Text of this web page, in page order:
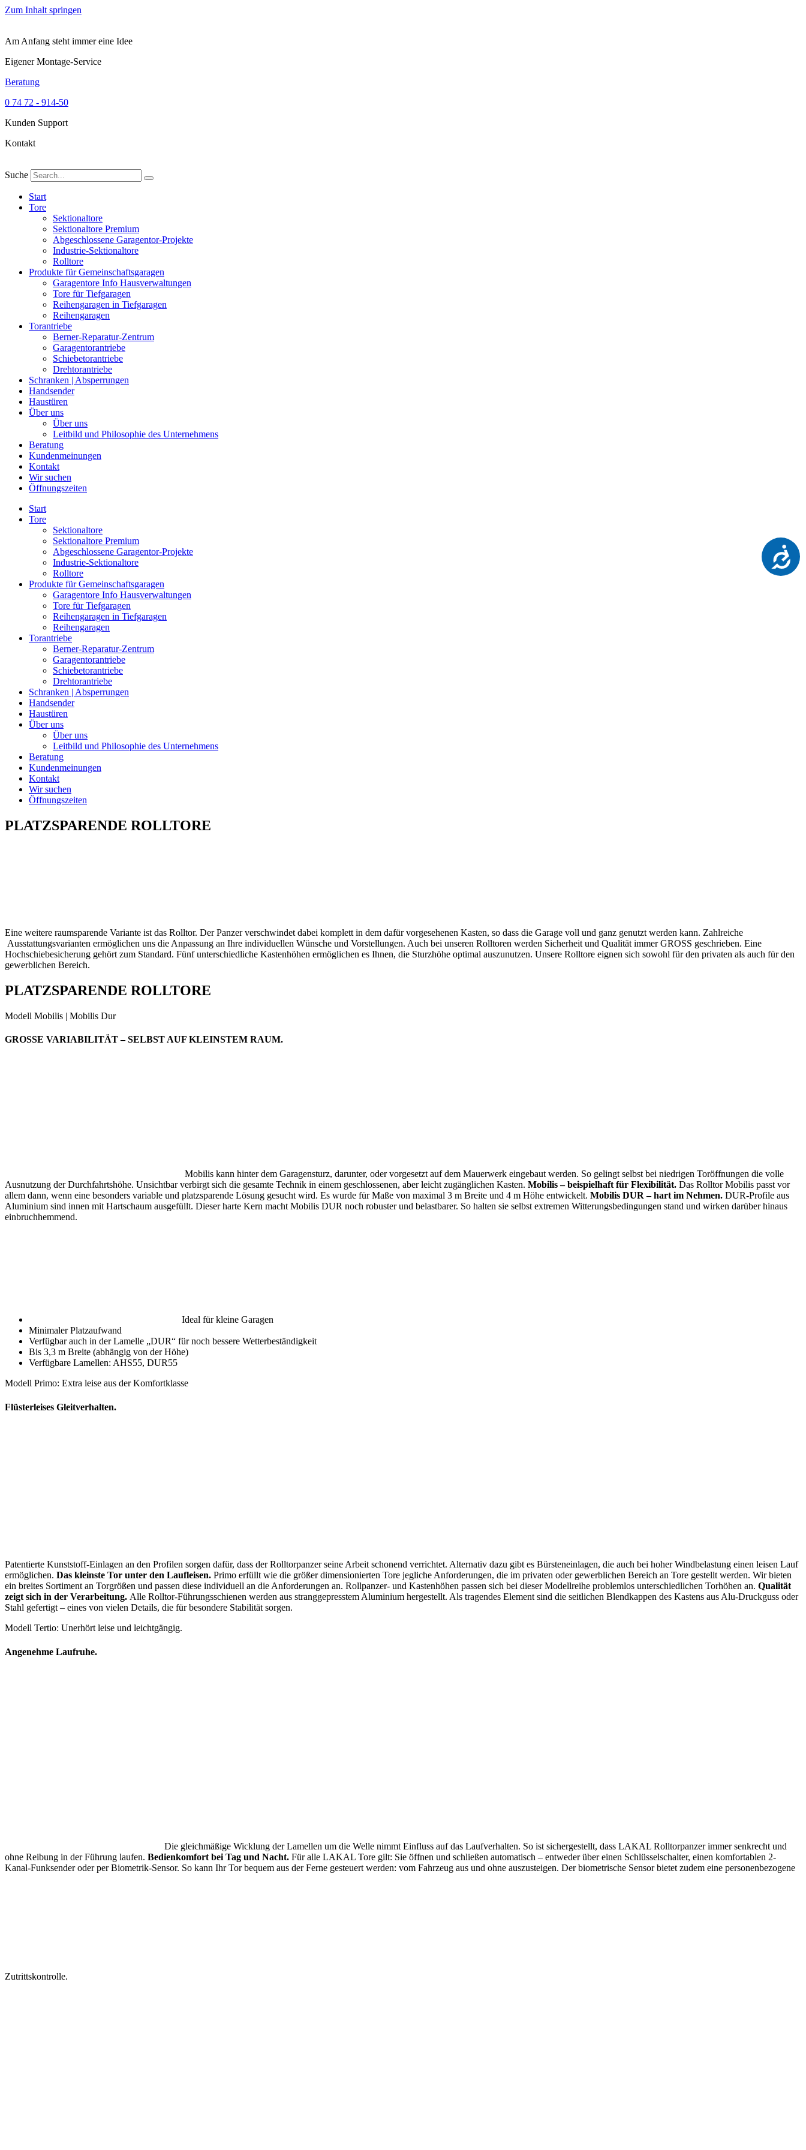
Zum Inhalt springen
Am Anfang steht immer eine Idee
Eigener Montage-Service
Beratung
0 74 72 - 914-50
Kunden Support
Kontakt
Suche
Start
Tore
Sektionaltore
Sektionaltore Premium
Abgeschlossene Garagentor-Projekte
Industrie-Sektionaltore
Rolltore
Produkte für Gemeinschaftsgaragen
Garagentore Info Hausverwaltungen
Tore für Tiefgaragen
Reihengaragen in Tiefgaragen
Reihengaragen
Torantriebe
Berner-Reparatur-Zentrum
Garagentorantriebe
Schiebetorantriebe
Drehtorantriebe
Schranken | Absperrungen
Handsender
Haustüren
Über uns
Über uns
Leitbild und Philosophie des Unternehmens
Beratung
Kundenmeinungen
Kontakt
Wir suchen
Öffnungszeiten
Start
Tore
Sektionaltore
Sektionaltore Premium
Abgeschlossene Garagentor-Projekte
Industrie-Sektionaltore
Rolltore
Produkte für Gemeinschaftsgaragen
Garagentore Info Hausverwaltungen
Tore für Tiefgaragen
Reihengaragen in Tiefgaragen
Reihengaragen
Torantriebe
Berner-Reparatur-Zentrum
Garagentorantriebe
Schiebetorantriebe
Drehtorantriebe
Schranken | Absperrungen
Handsender
Haustüren
Über uns
Über uns
Leitbild und Philosophie des Unternehmens
Beratung
Kundenmeinungen
Kontakt
Wir suchen
Öffnungszeiten
PLATZSPARENDE ROLLTORE
Eine weitere raumsparende Variante ist das Rolltor. Der Panzer verschwindet dabei komplett in dem dafür vorgesehenen Kasten, so dass die Garage voll und ganz genutzt werden kann. Zahlreiche
Ausstattungsvarianten ermöglichen uns die Anpassung an Ihre individuellen Wünsche und Vorstellungen. Auch bei unseren Rolltoren werden Sicherheit und Qualität immer GROSS geschrieben. Eine
Hochschiebesicherung gehört zum Standard. Fünf unterschiedliche Kastenhöhen ermöglichen es Ihnen, die Sturzhöhe optimal auszunutzen. Unsere Rolltore eignen sich sowohl für den privaten als auch für den
gewerblichen Bereich.
PLATZSPARENDE ROLLTORE
Modell Mobilis | Mobilis Dur
GROSSE VARIABILITÄT – SELBST AUF KLEINSTEM RAUM.
Mobilis kann hinter dem Garagensturz, darunter, oder vorgesetzt auf dem Mauerwerk eingebaut werden. So gelingt selbst bei niedrigen Toröffnungen die volle
Ausnutzung der Durchfahrtshöhe. Unsichtbar verbirgt sich die gesamte Technik in einem geschlossenen, aber leicht zugänglichen Kasten. Mobilis – beispielhaft für Flexibilität. Das Rolltor Mobilis passt vor
allem dann, wenn eine besonders variable und platzsparende Lösung gesucht wird. Es wurde für Maße von maximal 3 m Breite und 4 m Höhe entwickelt. Mobilis DUR – hart im Nehmen. DUR-Profile aus
Aluminium sind innen mit Hartschaum ausgefüllt. Dieser harte Kern macht Mobilis DUR noch robuster und belastbarer. So halten sie selbst extremen Witterungsbedingungen stand und wirken darüber hinaus
einbruchhemmend.
Ideal für kleine Garagen
Minimaler Platzaufwand
Verfügbar auch in der Lamelle „DUR“ für noch bessere Wetterbeständigkeit
Bis 3,3 m Breite (abhängig von der Höhe)
Verfügbare Lamellen: AHS55, DUR55
Modell Primo: Extra leise aus der Komfortklasse
Flüsterleises Gleitverhalten.
Patentierte Kunststoff-Einlagen an den Profilen sorgen dafür, dass der Rolltorpanzer seine Arbeit schonend verrichtet. Alternativ dazu gibt es Bürsteneinlagen, die auch bei hoher Windbelastung einen leisen Lauf
ermöglichen. Das kleinste Tor unter den Laufleisen. Primo erfüllt wie die größer dimensionierten Tore jegliche Anforderungen, die im privaten oder gewerblichen Bereich an Tore gestellt werden. Wir bieten
ein breites Sortiment an Torgrößen und passen diese individuell an die Anforderungen an. Rollpanzer- und Kastenhöhen passen sich bei dieser Modellreihe problemlos unterschiedlichen Torhöhen an. Qualität
zeigt sich in der Verarbeitung. Alle Rolltor-Führungsschienen werden aus stranggepresstem Aluminium hergestellt. Als tragendes Element sind die seitlichen Blendkappen des Kastens aus Alu-Druckguss oder
Stahl gefertigt – eines von vielen Details, die für besondere Stabilität sorgen.
Modell Tertio: Unerhört leise und leichtgängig.
Angenehme Laufruhe.
Die gleichmäßige Wicklung der Lamellen um die Welle nimmt Einfluss auf das Laufverhalten. So ist sichergestellt, dass LAKAL Rolltorpanzer immer senkrecht und
ohne Reibung in der Führung laufen. Bedienkomfort bei Tag und Nacht. Für alle LAKAL Tore gilt: Sie öffnen und schließen automatisch – entweder über einen Schlüsselschalter, einen komfortablen 2-
Kanal-Funksender oder per Biometrik-Sensor. So kann Ihr Tor bequem aus der Ferne gesteuert werden: vom Fahrzeug aus und ohne auszusteigen. Der biometrische Sensor bietet zudem eine personenbezogene
Zutrittskontrolle.